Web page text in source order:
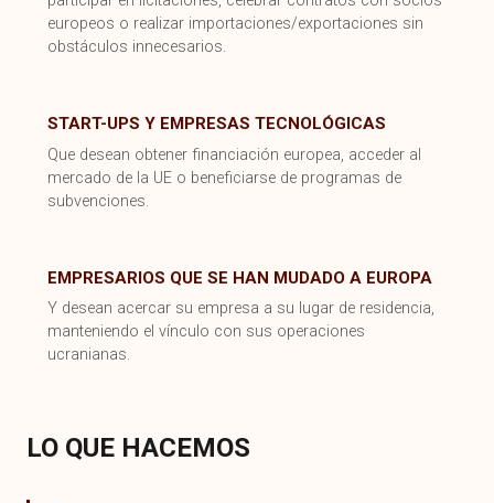
europeos o realizar importaciones/exportaciones sin
obstáculos innecesarios.
START-UPS Y EMPRESAS TECNOLÓGICAS
Que desean obtener financiación europea, acceder al
mercado de la UE o beneficiarse de programas de
subvenciones.
EMPRESARIOS QUE SE HAN MUDADO A EUROPA
Y desean acercar su empresa a su lugar de residencia,
manteniendo el vínculo con sus operaciones
ucranianas.
LO QUE HACEMOS